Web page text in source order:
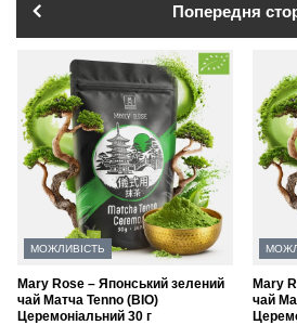
Попередня
МОЖЛИВІСТЬ
Mary Rose – Японський зелений
чай Матча Tenno (BIO)
Церемоніальний 30 г
Mary
чай